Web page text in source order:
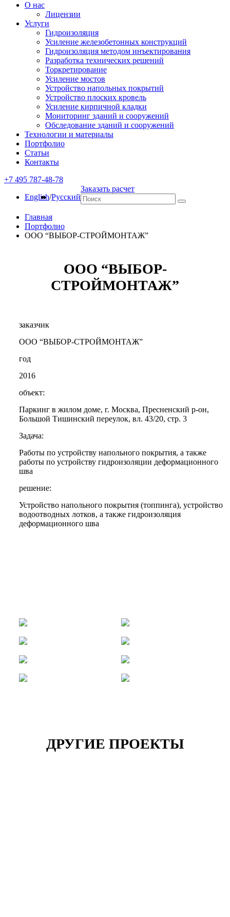
О нас
Лицензии
Услуги
Гидроизоляция
Усиление железобетонных конструкций
Гидроизоляция методом инъектирования
Разработка технических решений
Торкретирование
Усиление мостов
Устройство напольных покрытий
Устройство плоских кровель
Усиление кирпичной кладки
Мониторинг зданий и сооружений
Обследование зданий и сооружений
Технологии и материалы
Портфолио
Статьи
Контакты
+7 495 787-48-78
English/Русский
Заказать расчет
Главная
Портфолио
ООО “ВЫБОР-СТРОЙМОНТАЖ”
ООО “ВЫБОР-
СТРОЙМОНТАЖ”
заказчик
ООО “ВЫБОР-СТРОЙМОНТАЖ”
год
2016
объект:
Паркинг в жилом доме, г. Москва, Пресненский р-он,
Большой Тишинский переулок, вл. 43/20, стр. 3
Задача:
Работы по устройству напольного покрытия, а также
работы по устройству гидроизоляции деформационного
шва
решение:
Устройство напольного покрытия (топпинга), устройство
водоотводных лотков, а также гидроизоляция
деформационного шва
ДРУГИЕ ПРОЕКТЫ